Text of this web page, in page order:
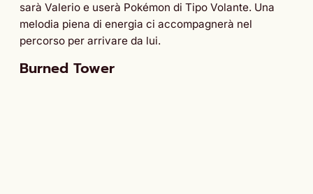
sarà Valerio e userà Pokémon di Tipo Volante. Una
melodia piena di energia ci accompagnerà nel
percorso per arrivare da lui.
Burned Tower